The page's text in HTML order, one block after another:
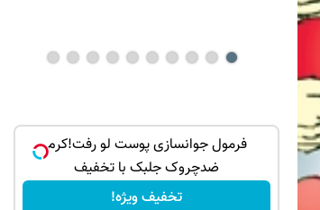
با
فرمول جوانسازی پوست لو رفت!کرم
ضدچروک جلبک با تخفیف
تخفیف ویژه!